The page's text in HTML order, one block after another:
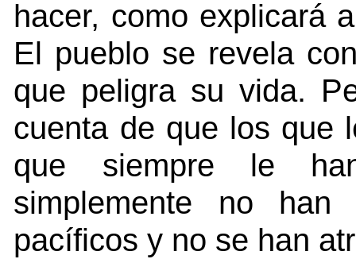
hacer, como explicará
El pueblo se revela
que peligra su vida.
cuenta de que los que
que siempre le
simplemente no
pacíficos y no se han